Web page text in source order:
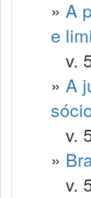
» A
e
v.
» A
v.
»
v.